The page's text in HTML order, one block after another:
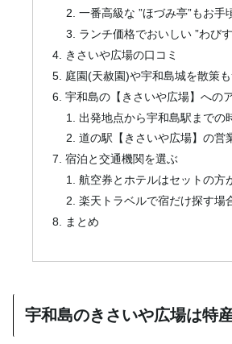
一番高級な ”ほづみ亭”もお手
ランチ価格でおいしい ”わび
きさいや広場の口コミ
庭園(天赦園)や宇和島城を散策
宇和島の【きさいや広場】への
出発地点から宇和島駅までの
道の駅【きさいや広場】の営
宿泊と交通機関を選ぶ
航空券とホテルはセットの方
楽天トラベルで宿だけ探す場
まとめ
宇和島のきさいや広場は特